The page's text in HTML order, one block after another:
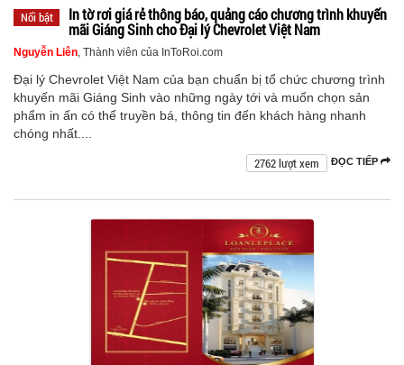
Nổi bật
In tờ rơi giá rẻ thông báo, quảng cáo chương trình khuyến
mãi Giáng Sinh cho Đại lý Chevrolet Việt Nam
Nguyễn Liên , Thành viên của InToRoi.com
Đại lý Chevrolet Việt Nam của bạn chuẩn bị tổ chức chương trình
khuyến mãi Giáng Sinh vào những ngày tới và muốn chọn sản
phẩm in ấn có thể truyền bá, thông tin đến khách hàng nhanh
chóng nhất....
ĐỌC TIẾP
2762 lượt xem